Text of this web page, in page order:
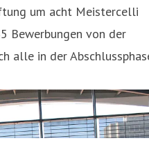
um acht Meistercelli
Bewerbungen von der
alle in der